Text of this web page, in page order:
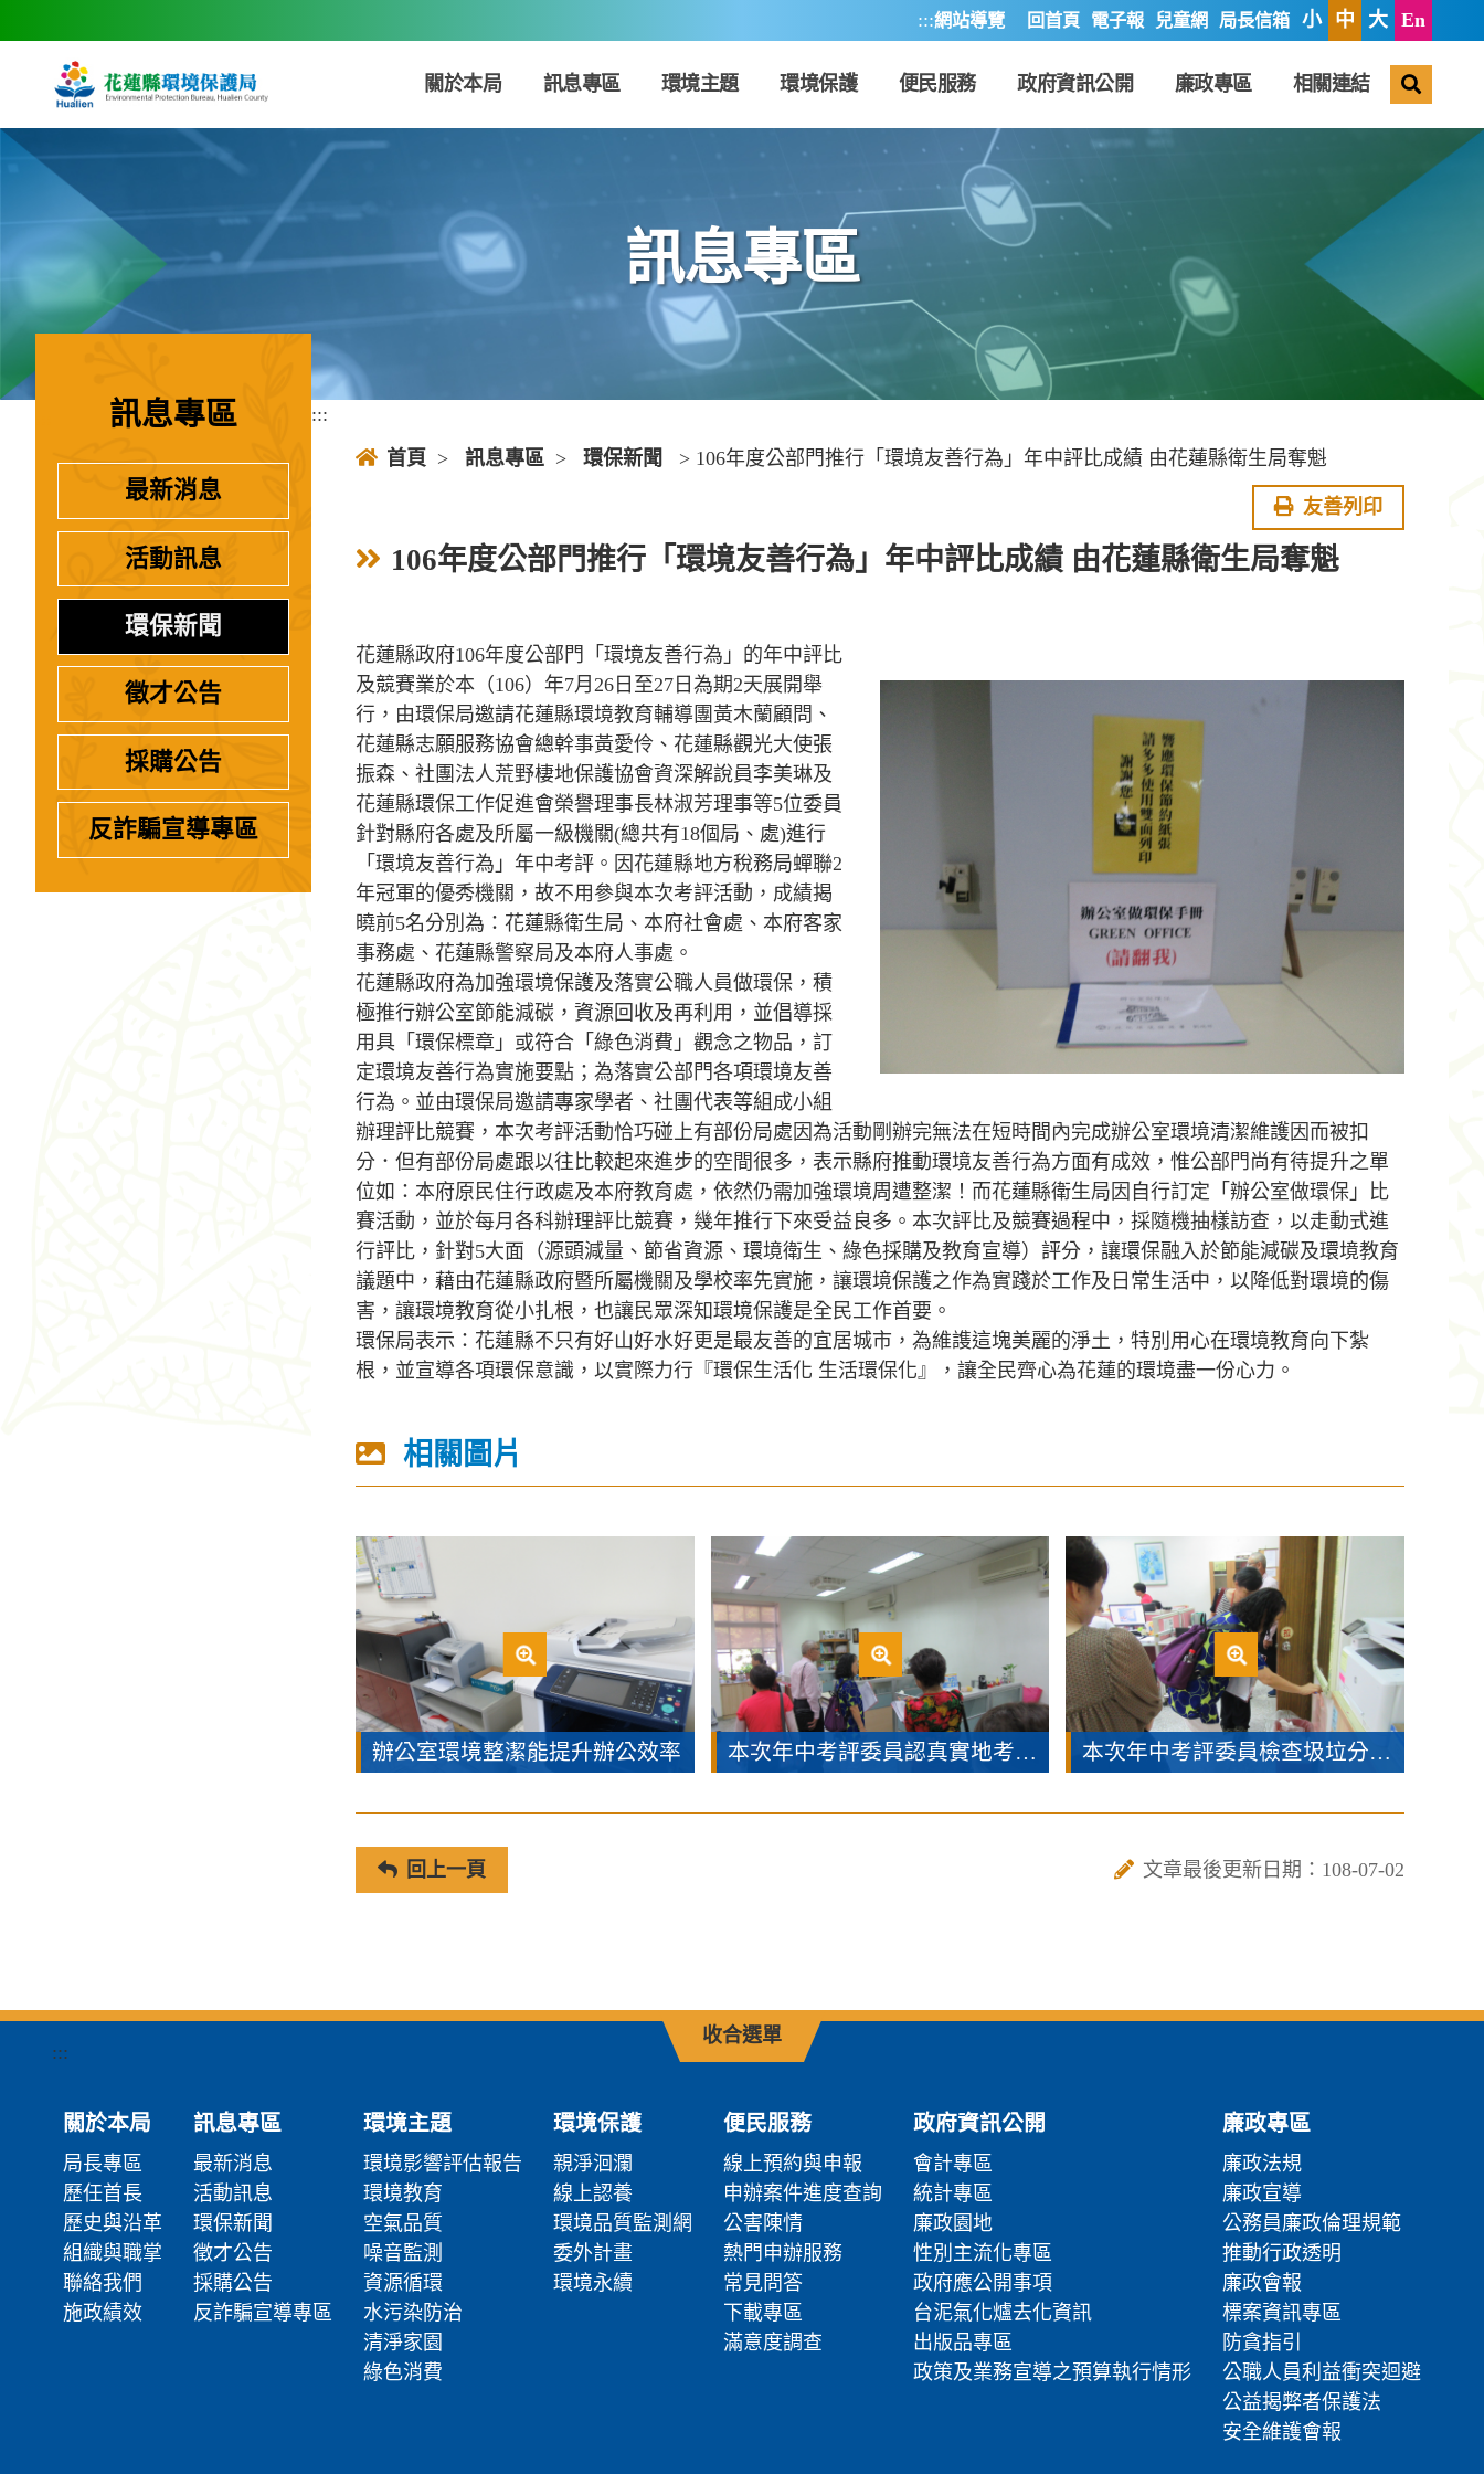
:::網站導覽 回首頁 電子報 兒童網 局長信箱 小 中 大 En
關於本局 訊息專區 環境主題 環境保護 便民服務 政府資訊公開 廉政專區 相關連結
訊息專區
訊息專區
最新消息
活動訊息
環保新聞
徵才公告
採購公告
反詐騙宣導專區
:::
首頁 > 訊息專區 > 環保新聞 > 106年度公部門推行「環境友善行為」年中評比成績 由花蓮縣衛生局奪魁
友善列印
106年度公部門推行「環境友善行為」年中評比成績 由花蓮縣衛生局奪魁
花蓮縣政府106年度公部門「環境友善行為」的年中評比
及競賽業於本（106）年7月26日至27日為期2天展開舉
行，由環保局邀請花蓮縣環境教育輔導團黃木蘭顧問、
花蓮縣志願服務協會總幹事黃愛伶、花蓮縣觀光大使張
振森、社團法人荒野棲地保護協會資深解說員李美琳及
花蓮縣環保工作促進會榮譽理事長林淑芳理事等5位委員
針對縣府各處及所屬一級機關(總共有18個局、處)進行
「環境友善行為」年中考評。因花蓮縣地方稅務局蟬聯2
年冠軍的優秀機關，故不用參與本次考評活動，成績揭
曉前5名分別為：花蓮縣衛生局、本府社會處、本府客家
事務處、花蓮縣警察局及本府人事處。
花蓮縣政府為加強環境保護及落實公職人員做環保，積
極推行辦公室節能減碳，資源回收及再利用，並倡導採
用具「環保標章」或符合「綠色消費」觀念之物品，訂
定環境友善行為實施要點；為落實公部門各項環境友善
行為。並由環保局邀請專家學者、社團代表等組成小組
辦理評比競賽，本次考評活動恰巧碰上有部份局處因為活動剛辦完無法在短時間內完成辦公室環境清潔維護因而被扣
分．但有部份局處跟以往比較起來進步的空間很多，表示縣府推動環境友善行為方面有成效，惟公部門尚有待提升之單
位如：本府原民住行政處及本府教育處，依然仍需加強環境周遭整潔！而花蓮縣衛生局因自行訂定「辦公室做環保」比
賽活動，並於每月各科辦理評比競賽，幾年推行下來受益良多。本次評比及競賽過程中，採隨機抽樣訪查，以走動式進
行評比，針對5大面（源頭減量、節省資源、環境衛生、綠色採購及教育宣導）評分，讓環保融入於節能減碳及環境教育
議題中，藉由花蓮縣政府暨所屬機關及學校率先實施，讓環境保護之作為實踐於工作及日常生活中，以降低對環境的傷
害，讓環境教育從小扎根，也讓民眾深知環境保護是全民工作首要。
環保局表示：花蓮縣不只有好山好水好更是最友善的宜居城市，為維謢這塊美麗的淨土，特別用心在環境教育向下紮
根，並宣導各項環保意識，以實際力行『環保生活化 生活環保化』，讓全民齊心為花蓮的環境盡一份心力。
相關圖片
辦公室環境整潔能提升辦公效率 本次年中考評委員認真實地考評的樣子 本次年中考評委員檢查圾垃分類是否落實
回上一頁 文章最後更新日期：108-07-02
收合選單
:::
關於本局
局長專區
歷任首長
歷史與沿革
組織與職掌
聯絡我們
施政績效
訊息專區
最新消息
活動訊息
環保新聞
徵才公告
採購公告
反詐騙宣導專區
環境主題
環境影響評估報告
環境教育
空氣品質
噪音監測
資源循環
水污染防治
清淨家園
綠色消費
環境保護
親淨洄瀾
線上認養
環境品質監測網
委外計畫
環境永續
便民服務
線上預約與申報
申辦案件進度查詢
公害陳情
熱門申辦服務
常見問答
下載專區
滿意度調查
政府資訊公開
會計專區
統計專區
廉政園地
性別主流化專區
政府應公開事項
台泥氣化爐去化資訊
出版品專區
政策及業務宣導之預算執行情形
廉政專區
廉政法規
廉政宣導
公務員廉政倫理規範
推動行政透明
廉政會報
標案資訊專區
防貪指引
公職人員利益衝突迴避
公益揭弊者保護法
安全維護會報